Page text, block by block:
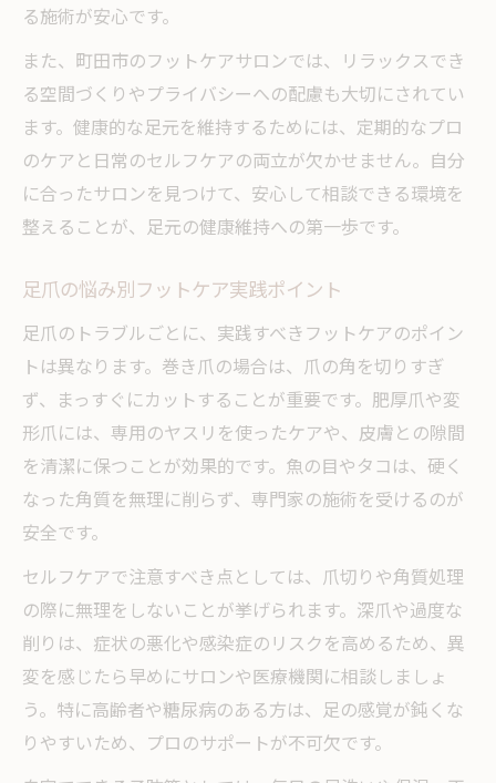
る施術が安心です。
また、町田市のフットケアサロンでは、リラックスでき
る空間づくりやプライバシーへの配慮も大切にされてい
ます。健康的な足元を維持するためには、定期的なプロ
のケアと日常のセルフケアの両立が欠かせません。自分
に合ったサロンを見つけて、安心して相談できる環境を
整えることが、足元の健康維持への第一歩です。
足爪の悩み別フットケア実践ポイント
足爪のトラブルごとに、実践すべきフットケアのポイン
トは異なります。巻き爪の場合は、爪の角を切りすぎ
ず、まっすぐにカットすることが重要です。肥厚爪や変
形爪には、専用のヤスリを使ったケアや、皮膚との隙間
を清潔に保つことが効果的です。魚の目やタコは、硬く
なった角質を無理に削らず、専門家の施術を受けるのが
安全です。
セルフケアで注意すべき点としては、爪切りや角質処理
の際に無理をしないことが挙げられます。深爪や過度な
削りは、症状の悪化や感染症のリスクを高めるため、異
変を感じたら早めにサロンや医療機関に相談しましょ
う。特に高齢者や糖尿病のある方は、足の感覚が鈍くな
りやすいため、プロのサポートが不可欠です。